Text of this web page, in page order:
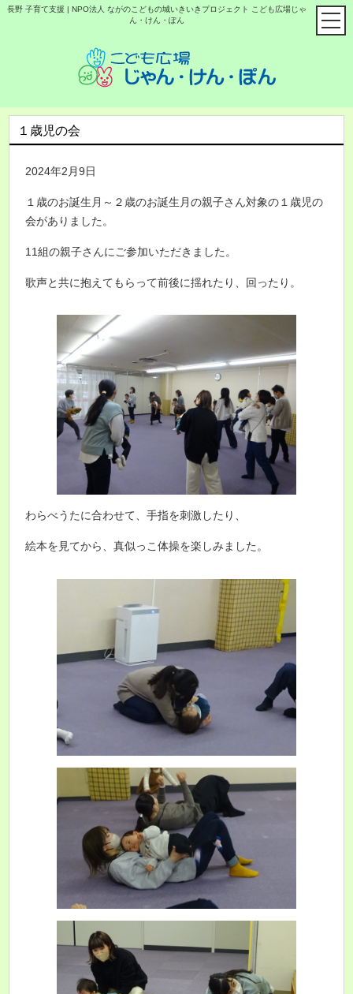
長野 子育て支援 | NPO法人 ながのこどもの城いきいきプロジェクト こども広場じゃ
ん・けん・ぽん
１歳児の会
2024年2月9日
１歳のお誕生月～２歳のお誕生月の親子さん対象の １歳児の
会がありました。
11組の親子さんにご参加いただきました。
歌声と共に抱えてもらって前後に揺れたり、回ったり。
わらべうたに合わせて、手指を刺激したり、
絵本を見てから、真似っこ体操を楽しみました。